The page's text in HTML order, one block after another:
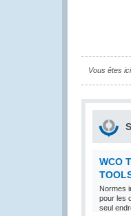
Vous êtes
WCO
Normes
pour les
seul